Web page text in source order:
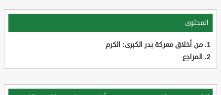
المحتوى
من أخلاق معركة بدر الكبرى: الكرم
المراجع